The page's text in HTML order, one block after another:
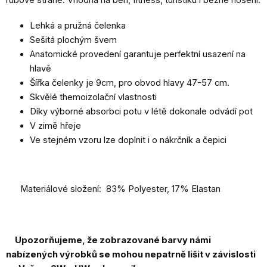
Lehká a pružná čelenka
Sešitá plochým švem
Anatomické provedení garantuje perfektní usazení na
hlavě
Šířka čelenky je 9cm, pro obvod hlavy 47-57 cm.
Skvělé themoizolační vlastnosti
Díky výborné absorbci potu v létě dokonale odvádí pot
V zimě hřeje
Ve stejném vzoru lze doplnit i o nákrčník a čepici
Materiálové složení: 83% Polyester, 17% Elastan
Upozorňujeme, že zobrazované barvy námi
nabízených výrobků se mohou nepatrně lišit v závislosti